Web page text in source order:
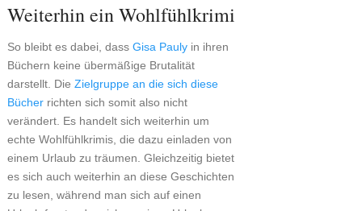
Weiterhin ein Wohlfühlkrimi
So bleibt es dabei, dass Gisa Paulyin ihren
Büchern keine übermäßige Brutalität
darstellt. Die Zielgruppe an die sich diese
Bücherrichten sich somit also nicht
verändert. Es handelt sich weiterhin um
echte Wohlfühlkrimis, die dazu einladen von
einem Urlaub zu träumen. Gleichzeitig bietet
es sich auch weiterhin an diese Geschichten
zu lesen, während man sich auf einen